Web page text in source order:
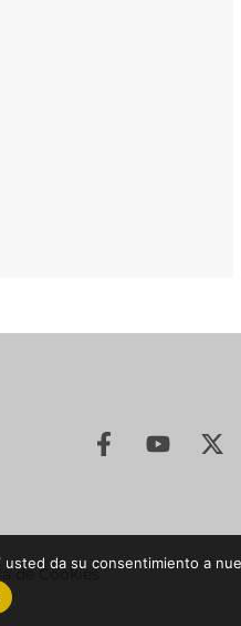
de Cookies
da su consentimiento a